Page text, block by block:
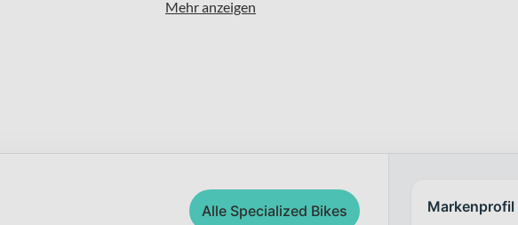
Mehr anzeigen
Alle Specialized Bikes Markenprofil